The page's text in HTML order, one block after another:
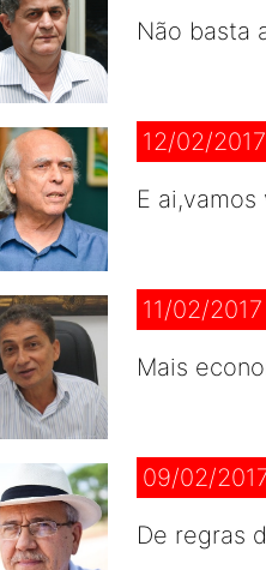
Não basta
12/02/2017
E
11/02/2017
Mais
09/02/
De regras